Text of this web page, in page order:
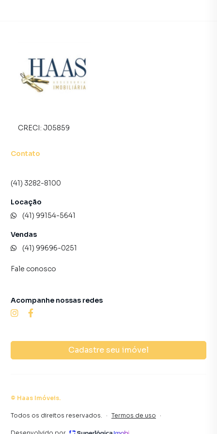
o número de contatos interessados e tendo como
consequência uma maior chance de vender ou alugar seu
imóvel mais rápido. Contamos também com um time de
CRECI: J05859
Contato
(41) 3282-8100
Locação
(41) 99154-5641
Vendas
(41) 99696-0251
Fale conosco
Cadastre seu imóvel
Acompanhe nossas redes
© Haas Imóveis.
Todos os direitos reservados. · Termos de uso ·